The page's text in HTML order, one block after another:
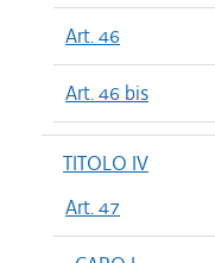
Art. 46
Art. 46 bis
TITOLO IV
Art. 47